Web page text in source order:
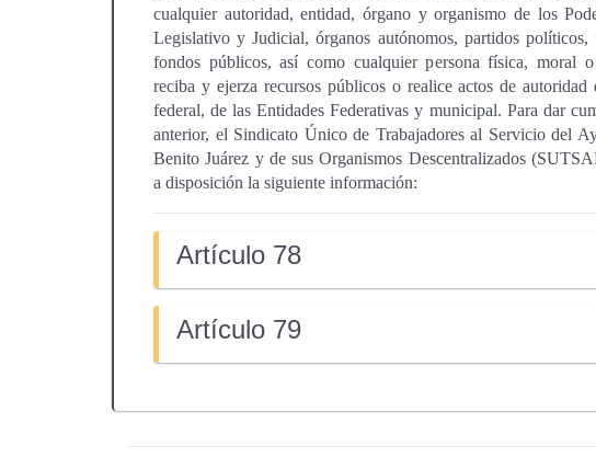
cualquier autoridad, entidad, órgano y organismo de los
Legislativo y Judicial, órganos autónomos, partidos políticos,
fondos públicos, así como cualquier persona física, moral
reciba y ejerza recursos públicos o realice actos de autoridad
federal, de las Entidades Federativas y municipal. Para dar
anterior, el Sindicato Único de Trabajadores al Servicio del
Benito Juárez y de sus Organismos Descentralizados
a disposición la siguiente información:
Artículo 78
Artículo 79